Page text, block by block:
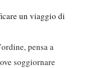
un viaggio di
pensa a
soggiornare